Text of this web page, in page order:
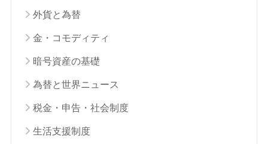
外貨と為替
金・コモディティ
暗号資産の基礎
為替と世界ニュース
税金・申告・社会制度
生活支援制度